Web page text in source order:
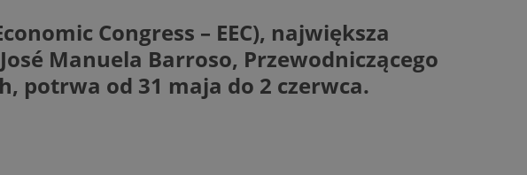
Congress – EEC), największa
Manuela Barroso, Przewodniczącego
potrwa od 31 maja do 2 czerwca.